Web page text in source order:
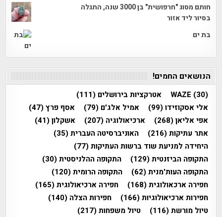
חותם מסוג "חרפושית" בן 3000 שנה, התגלה
בסיור ליד אזור
בת ים
הנושאים החמים!
WAZE (30) אטרקציות בירושלים (111)
אלי אסקוזידו(99) אמיל אלג'ם (79) אסף פרץ(47)
אפי אליאן(268) ארכיאולוגיה (207) אשקלון(41)
אתר עתיקות(216) האוניברסיטה העברית(35)
היחידה למניעת שוד ברשות העתיקות(77)
התקופה הביזנטית(129) התקופה ההלניסטית(30)
התקופה העות'מנית(62) התקופה הרומית(120)
חפירה ארכאולוגית(168) חפירה ארכיאולוגית(165)
חפירות ארכיאולוגיות(166) חפירות הצלה (140)
טיול מורשת(116) טיול משפחות(217)